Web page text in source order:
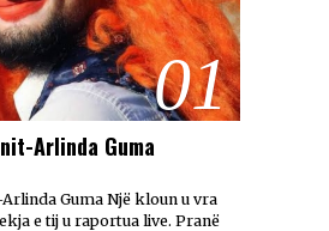
01
Arlinda Guma
Guma Një kloun u vra
e tij u raportua live. Pranë